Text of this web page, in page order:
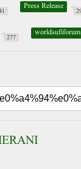
Press Release
277 worldsufiforum